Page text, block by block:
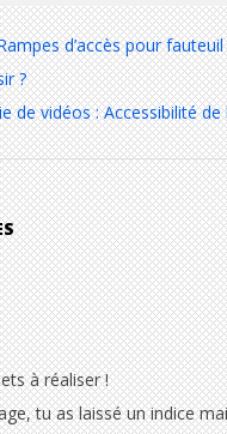
d’accès pour
?
de vidéos : Accessibilité de
à réaliser !
tu as laissé un indice